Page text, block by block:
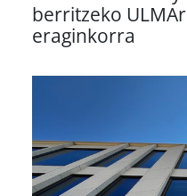
berritzeko
eraginkorra